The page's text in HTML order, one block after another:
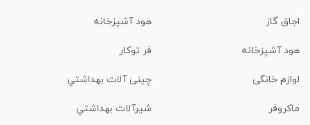
اجاق گاز هود آشپزخانه
هود آشپزخانه فر توکار
لوازم خانگی چینی آلات بهداشتي
ماكروفر شیرآلات بهداشتي